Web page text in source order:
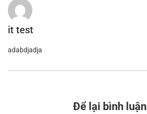
it test
adabdjadja
Để lại bình luận